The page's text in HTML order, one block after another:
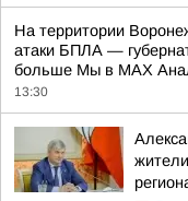
На территории
атаки БПЛА —
больше Мы в MAX
13:30